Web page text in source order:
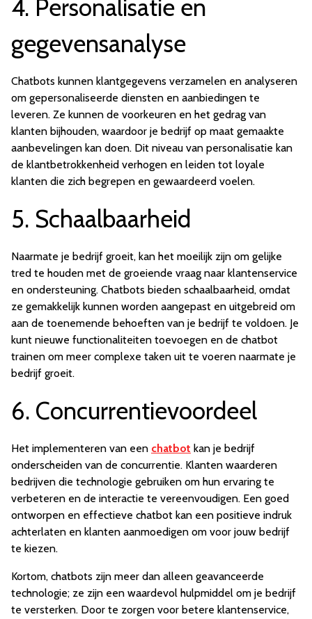
4. Personalisatie en
gegevensanalyse
Chatbots kunnen klantgegevens verzamelen en analyseren
om gepersonaliseerde diensten en aanbiedingen te
leveren. Ze kunnen de voorkeuren en het gedrag van
klanten bijhouden, waardoor je bedrijf op maat gemaakte
aanbevelingen kan doen. Dit niveau van personalisatie kan
de klantbetrokkenheid verhogen en leiden tot loyale
klanten die zich begrepen en gewaardeerd voelen.
5. Schaalbaarheid
Naarmate je bedrijf groeit, kan het moeilijk zijn om gelijke
tred te houden met de groeiende vraag naar klantenservice
en ondersteuning. Chatbots bieden schaalbaarheid, omdat
ze gemakkelijk kunnen worden aangepast en uitgebreid om
aan de toenemende behoeften van je bedrijf te voldoen. Je
kunt nieuwe functionaliteiten toevoegen en de chatbot
trainen om meer complexe taken uit te voeren naarmate je
bedrijf groeit.
6. Concurrentievoordeel
Het implementeren van een chatbot kan je bedrijf
onderscheiden van de concurrentie. Klanten waarderen
bedrijven die technologie gebruiken om hun ervaring te
verbeteren en de interactie te vereenvoudigen. Een goed
ontworpen en effectieve chatbot kan een positieve indruk
achterlaten en klanten aanmoedigen om voor jouw bedrijf
te kiezen.
Kortom, chatbots zijn meer dan alleen geavanceerde
technologie; ze zijn een waardevol hulpmiddel om je bedrijf
te versterken. Door te zorgen voor betere klantenservice,